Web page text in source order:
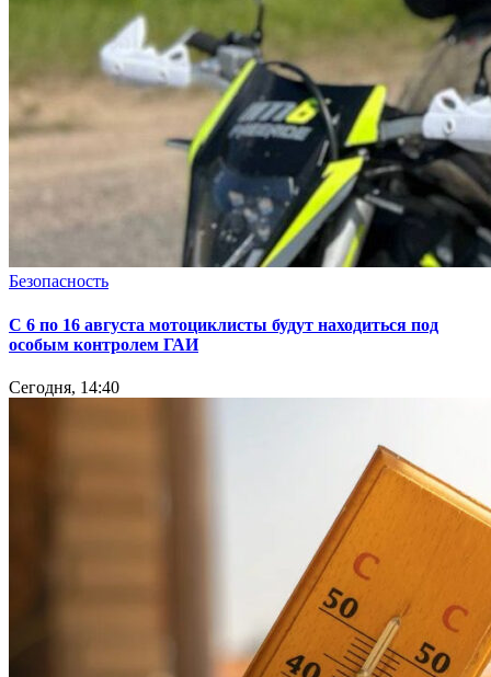
Безопасность
С 6 по 16 августа мотоциклисты будут находиться под
особым контролем ГАИ
Сегодня, 14:40